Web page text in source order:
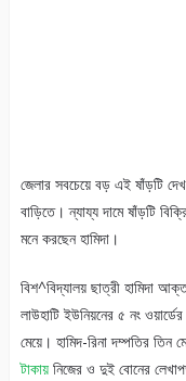
জেলার সবচেয়ে বড় এই ষাঁড়টি
বাড়িতে। ন্যায্য দামে ষাঁড়টি
মনে করছেন হামিদা।
বিশ^বিদ্যালয় ছাত্রী হামিদা
লাউহাটি ইউনিয়নের ৫ নং
মেয়ে। হামিদ-রিনা দম্পতির তিন
টাকায়নিজের ও দুই বোনের